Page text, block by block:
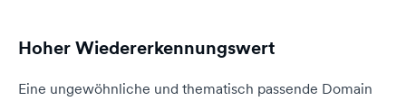
Hoher Wiedererkennungswert
Eine ungewöhnliche und thematisch passende Domain